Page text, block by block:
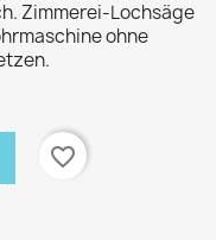
Zimmerei-Lochsäge
ohne
favorite_border